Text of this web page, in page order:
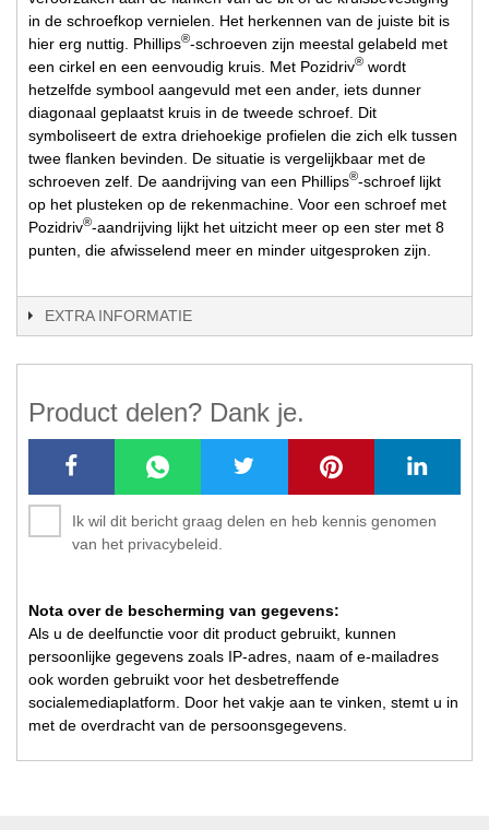
in de schroefkop vernielen. Het herkennen van de juiste bit is
hier erg nuttig. Phillips®-schroeven zijn meestal gelabeld met
een cirkel en een eenvoudig kruis. Met Pozidriv® wordt
hetzelfde symbool aangevuld met een ander, iets dunner
diagonaal geplaatst kruis in de tweede schroef. Dit
symboliseert de extra driehoekige profielen die zich elk tussen
twee flanken bevinden. De situatie is vergelijkbaar met de
schroeven zelf. De aandrijving van een Phillips®-schroef lijkt
op het plusteken op de rekenmachine. Voor een schroef met
Pozidriv®-aandrijving lijkt het uitzicht meer op een ster met 8
punten, die afwisselend meer en minder uitgesproken zijn.
EXTRA INFORMATIE
Product delen? Dank je.
Ik wil dit bericht graag delen en heb kennis genomen
van het privacybeleid.
Nota over de bescherming van gegevens:
Als u de deelfunctie voor dit product gebruikt, kunnen
persoonlijke gegevens zoals IP-adres, naam of e-mailadres
ook worden gebruikt voor het desbetreffende
socialemediaplatform. Door het vakje aan te vinken, stemt u in
met de overdracht van de persoonsgegevens.